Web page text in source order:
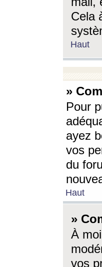
Cela
Haut
»
Pour
ayez
vos
du
Haut
»
À
vos